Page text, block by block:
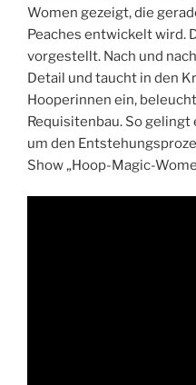
Women gezeigt, die
Peaches entwickelt wird.
vorgestellt. Nach und
Detail und taucht in den
Hooperinnen ein,
Requisitenbau. So
um den
Show „Hoop-Magic-